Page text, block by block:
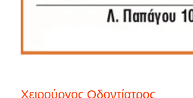
Χειρούργος Οδοντίατρος